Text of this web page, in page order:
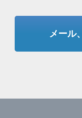
メール